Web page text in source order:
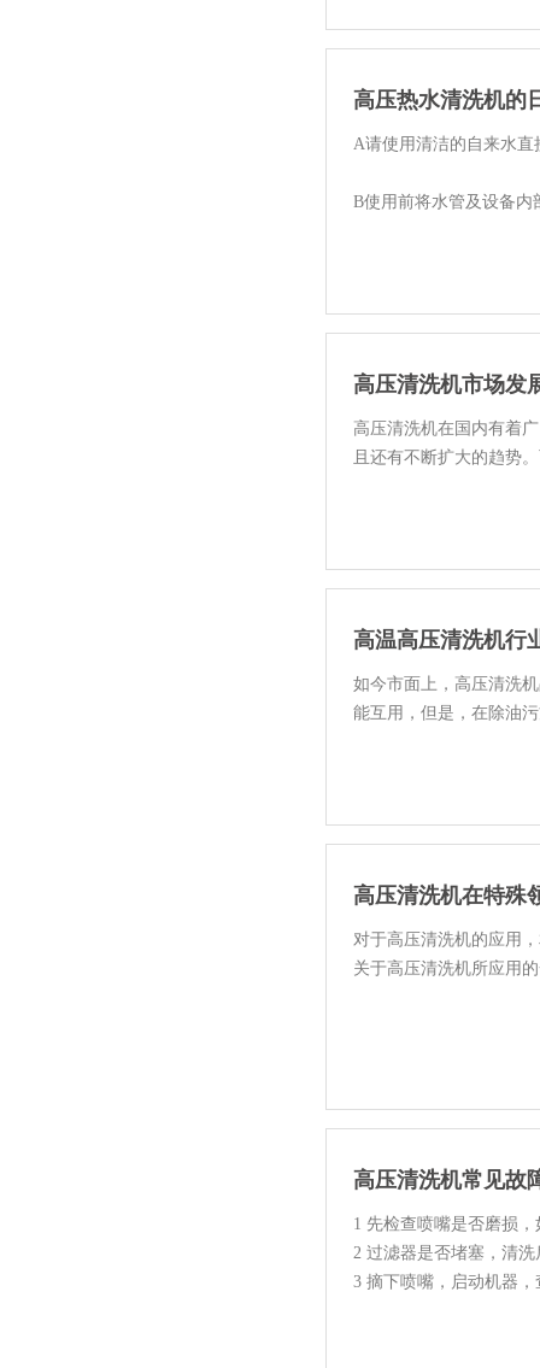
高压热水清洗机的
A请使用清洁的自来水
B使用前将水管及设备内
高压清洗机市场发
高压清洗机在国内有着
且还有不断扩大的趋势
高温高压清洗机行
如今市面上，高压清洗
能互用，但是，在除油
高压清洗机在特殊
对于高压清洗机的应用
关于高压清洗机所应用
高压清洗机常见故
1 先检查喷嘴是否磨损
2 过滤器是否堵塞，清
3 摘下喷嘴，启动机器